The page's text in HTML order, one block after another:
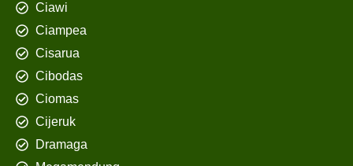
Ciawi
Ciampea
Cisarua
Cibodas
Ciomas
Cijeruk
Dramaga